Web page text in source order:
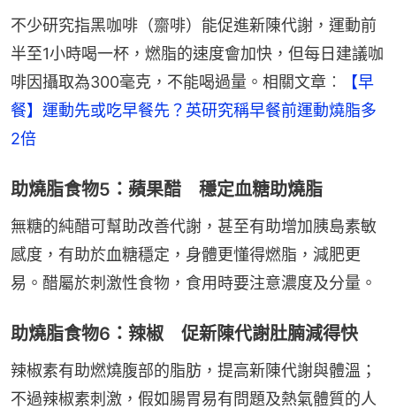
不少研究指黑咖啡（齋啡）能促進新陳代謝，運動前
半至1小時喝一杯，燃脂的速度會加快，但每日建議咖
啡因攝取為300毫克，不能喝過量。相關文章︰
【早
餐】運動先或吃早餐先？英研究稱早餐前運動燒脂多
2倍
助燒脂食物5：蘋果醋 穩定血糖助燒脂
無糖的純醋可幫助改善代謝，甚至有助增加胰島素敏
感度，有助於血糖穩定，身體更懂得燃脂，減肥更
易。醋屬於刺激性食物，食用時要注意濃度及分量。
助燒脂食物6：辣椒 促新陳代謝肚腩減得快
辣椒素有助燃燒腹部的脂肪，提高新陳代謝與體溫；
不過辣椒素刺激，假如腸胃易有問題及熱氣體質的人